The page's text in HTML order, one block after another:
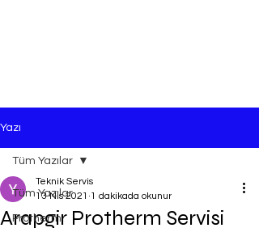
Yazı
Tüm Yazılar
Protherm
Tüm Yazılar
Arapgir Protherm Servisi
Teknik Servis
13 Nis 2021 1 dakikada okunur